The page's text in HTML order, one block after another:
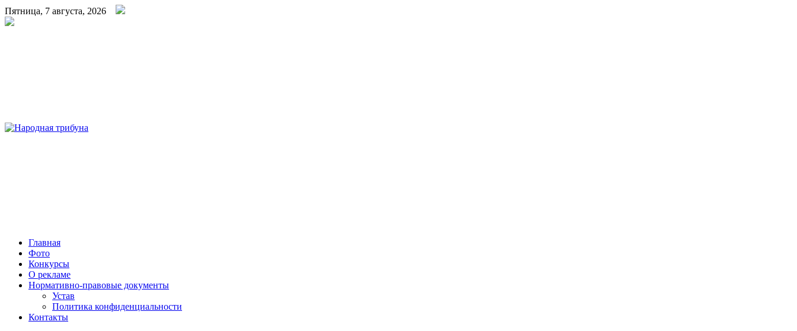
Пятница, 7 августа, 2026
Народная трибуна
Калининская районная газета
Главная
Фото
Конкурсы
О рекламе
Нормативно-правовые документы
Устав
Политика конфиденциальности
Контакты